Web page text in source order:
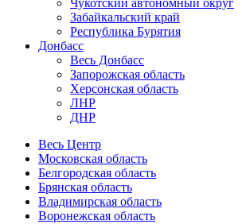
Чукотский автономный округ
Забайкальский край
Республика Бурятия
Донбасс
Весь Донбасс
Запорожская область
Херсонская область
ЛНР
ДНР
Весь Центр
Московская область
Белгородская область
Брянская область
Владимирская область
Воронежская область